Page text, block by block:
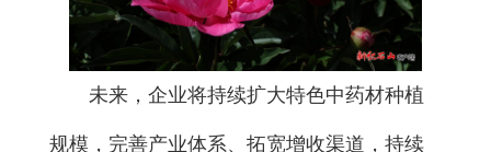
未来，企业将持续扩大特色中药材种植
规模，完善产业体系、拓宽增收渠道，持续